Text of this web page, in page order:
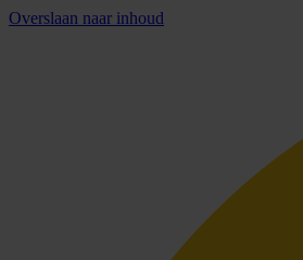
Overslaan naar inhoud